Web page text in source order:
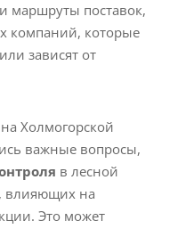
маршруты поставок,
компаний, которые
зависят от
Холмогорской
важные вопросы,
в лесной
влияющих на
Это может